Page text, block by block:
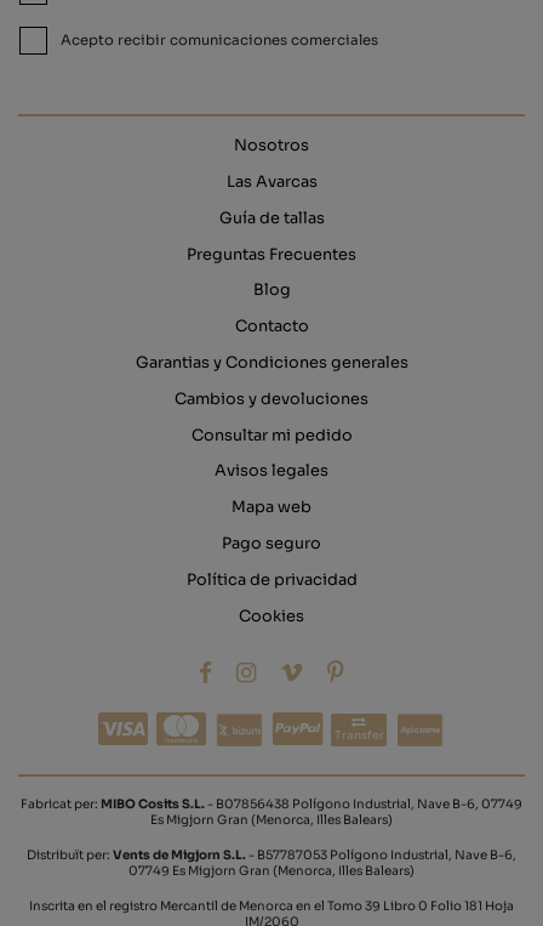
Acepto recibir comunicaciones comerciales
Nosotros
Las Avarcas
Guía de tallas
Preguntas Frecuentes
Blog
Contacto
Garantias y Condiciones generales
Cambios y devoluciones
Consultar mi pedido
Avisos legales
Mapa web
Pago seguro
Política de privacidad
Cookies
Transfer
Fabricat per: MIBO Cosits S.L. - B07856438 Polígono Industrial, Nave B-6, 07749
Es Migjorn Gran (Menorca, Illes Balears)
Distribuït per: Vents de Migjorn S.L. - B57787053 Polígono Industrial, Nave B-6,
07749 Es Migjorn Gran (Menorca, Illes Balears)
Inscrita en el registro Mercantil de Menorca en el Tomo 39 Libro 0 Folio 181 Hoja
IM/2060